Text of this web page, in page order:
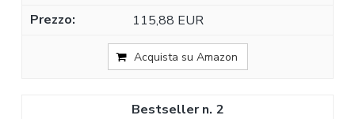
115,88 EUR
Acquista su Amazon
2